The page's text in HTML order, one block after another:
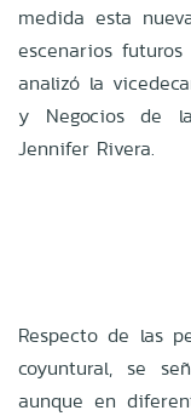
medida esta
escenarios
analizó la
y Negocios de
Jennifer Rivera.
Respecto de las
coyuntural, se
aunque en